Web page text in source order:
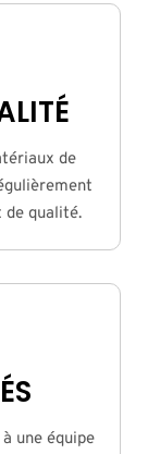
de
de qualité.
une équipe